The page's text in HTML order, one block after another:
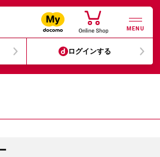
MENU
ログインする